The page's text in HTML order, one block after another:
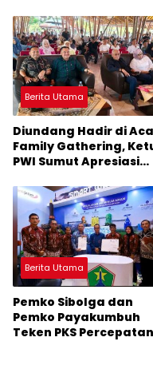
Sumut Keluarkan
Rekomendasi
Berita Utama
Diundang Hadir di
Family Gathering,
PWI Sumut Apresiasi
Belawan
Berita Utama
Pemko Sibolga dan
Pemko Payakumbuh
Teken PKS Percepatan